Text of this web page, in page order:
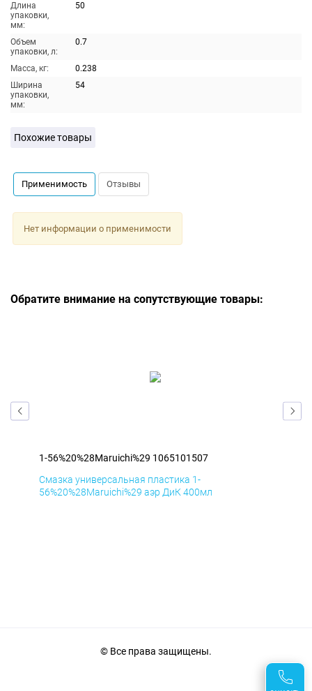
Длина
упаковки,
мм:
50
Объем
упаковки, л:
0.7
Масса, кг:
0.238
Ширина
упаковки,
мм:
54
Похожие товары
Применимость Отзывы
Нет информации о применимости
Обратите внимание на сопутствующие товары:
1-56%20%28Maruichi%29 1065101507
Смазка универсальная пластика 1-
56%20%28Maruichi%29 аэр ДиК 400мл
© Все права защищены.